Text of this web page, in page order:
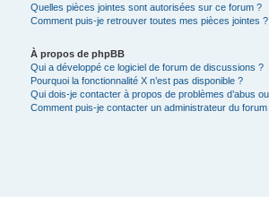
Quelles pièces jointes sont autorisées sur ce forum ?
Comment puis-je retrouver toutes mes pièces jointes ?
À propos de phpBB
Qui a développé ce logiciel de forum de discussions ?
Pourquoi la fonctionnalité X n’est pas disponible ?
Qui dois-je contacter à propos de problèmes d’abus
Comment puis-je contacter un administrateur du forum